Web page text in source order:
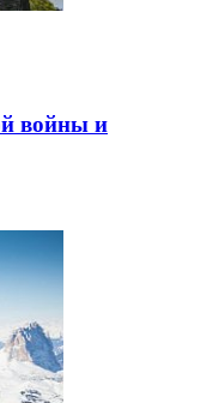
войны и